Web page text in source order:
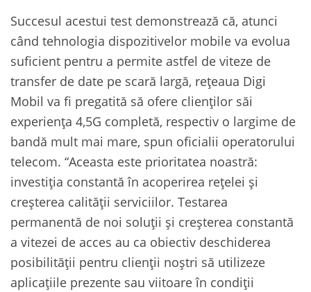
Succesul acestui test demonstrează că, atunci
când tehnologia dispozitivelor mobile va evolua
suficient pentru a permite astfel de viteze de
transfer de date pe scară largă, rețeaua Digi
Mobil va fi pregatită să ofere clienților săi
experiența 4,5G completă, respectiv o largime de
bandă mult mai mare, spun oficialii operatorului
telecom. “Aceasta este prioritatea noastră:
investiția constantă în acoperirea rețelei și
creșterea calității serviciilor. Testarea
permanentă de noi soluții și creșterea constantă
a vitezei de acces au ca obiectiv deschiderea
posibilității pentru clienții noștri să utilizeze
aplicațiile prezente sau viitoare în condiții